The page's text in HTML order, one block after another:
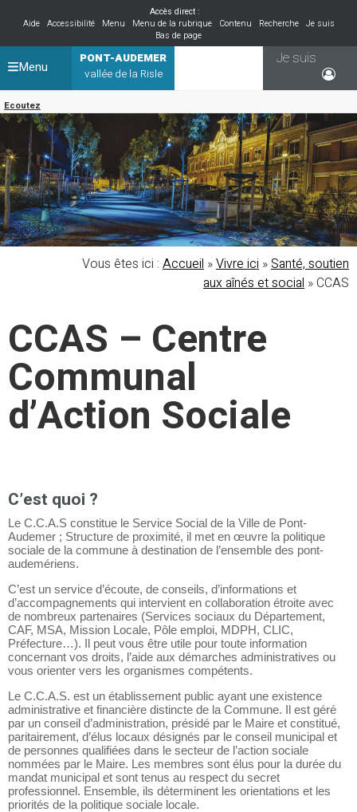
Accès direct :
Aide
Accessibilité Menu Menu de la rubrique Contenu Recherche
Je suis
Bas de page
PONT-AUDEMER
vallée de la Risle
Ecoutez
Je suis
Menu
Vous êtes ici : Accueil »Vivre ici »Santé, soutien
aux aînés et social »CCAS
CCAS – Centre
Communal
d’Action Sociale
C’est quoi ?
Le C.C.A.S constitue le Service Social de la Ville de Pont-
Audemer ; Structure de proximité, il met en œuvre la politique
sociale de la commune à destination de l’ensemble des pont-
audemériens.
C’est un service d’écoute, de conseils, d’informations et
d’accompagnements qui intervient en collaboration étroite avec
de nombreux partenaires (Services sociaux du Département,
CAF, MSA, Mission Locale, Pôle emploi, MDPH, CLIC,
Préfecture…). Il peut vous être utile pour toute information
concernant vos droits, l’aide aux démarches administratives ou
vous orienter vers les organismes compétents.
Le C.C.A.S. est un établissement public ayant une existence
administrative et financière distincte de la Commune. Il est géré
par un conseil d’administration, présidé par le Maire et constitué,
paritairement, d’élus locaux désignés par le conseil municipal et
de personnes qualifiées dans le secteur de l’action sociale
nommées par le Maire. Les membres sont élus pour la durée du
mandat municipal et sont tenus au respect du secret
professionnel. Ensemble, ils déterminent les orientations et les
priorités de la politique sociale locale.